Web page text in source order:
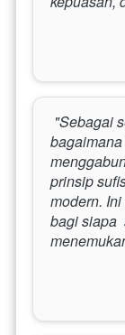
prinsip
modern.
bagi siapa